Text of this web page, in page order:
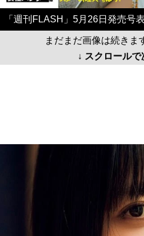
「週刊FLASH」5月26日発売号
まだまだ画像は続きま
↓ スクロールで